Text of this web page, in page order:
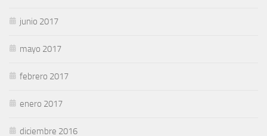
junio 2017
mayo 2017
febrero 2017
enero 2017
diciembre 2016